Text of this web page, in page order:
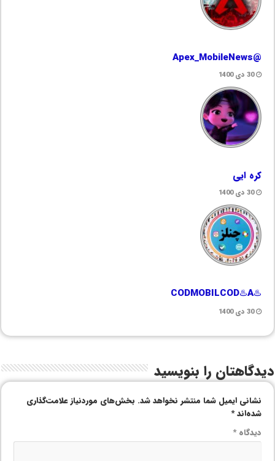
@Apex_MobileNews
30 دی 1400
کره ایی
30 دی 1400
♨️CODMOBILCOD♨️A
30 دی 1400
دیدگاهتان را بنویسید
نشانی ایمیل شما منتشر نخواهد شد. بخش‌های موردنیاز علامت‌گذاری
شده‌اند*
دیدگاه*